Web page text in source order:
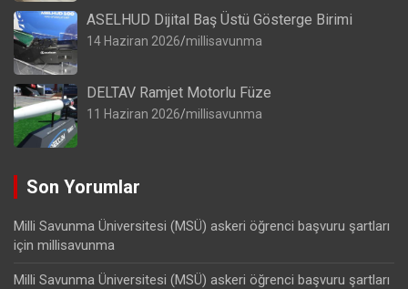
ASELHUD Dijital Baş Üstü Gösterge Birimi
14 Haziran 2026 millisavunma
DELTAV Ramjet Motorlu Füze
11 Haziran 2026 millisavunma
Son Yorumlar
Milli Savunma Üniversitesi (MSÜ) askeri öğrenci başvuru şartları
için millisavunma
Milli Savunma Üniversitesi (MSÜ) askeri öğrenci başvuru şartları